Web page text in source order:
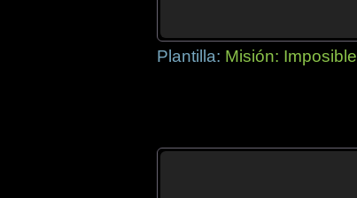
Plantilla: Misión: Imposible